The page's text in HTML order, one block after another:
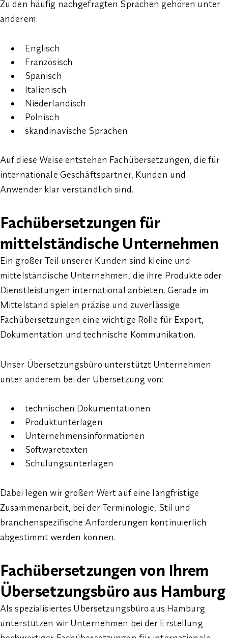
Zu den häufig nachgefragten Sprachen gehören unter
anderem:
Englisch
Französisch
Spanisch
Italienisch
Niederländisch
Polnisch
skandinavische Sprachen
Auf diese Weise entstehen Fachübersetzungen, die für
internationale Geschäftspartner, Kunden und
Anwender klar verständlich sind.
Fachübersetzungen für
mittelständische Unternehmen
Ein großer Teil unserer Kunden sind kleine und
mittelständische Unternehmen, die ihre Produkte oder
Dienstleistungen international anbieten. Gerade im
Mittelstand spielen präzise und zuverlässige
Fachübersetzungen eine wichtige Rolle für Export,
Dokumentation und technische Kommunikation.
Unser Übersetzungsbüro unterstützt Unternehmen
unter anderem bei der Übersetzung von:
technischen Dokumentationen
Produktunterlagen
Unternehmensinformationen
Softwaretexten
Schulungsunterlagen
Dabei legen wir großen Wert auf eine langfristige
Zusammenarbeit, bei der Terminologie, Stil und
branchenspezifische Anforderungen kontinuierlich
abgestimmt werden können.
Fachübersetzungen von Ihrem
Übersetzungsbüro aus Hamburg
Als spezialisiertes Übersetzungsbüro aus Hamburg
unterstützen wir Unternehmen bei der Erstellung